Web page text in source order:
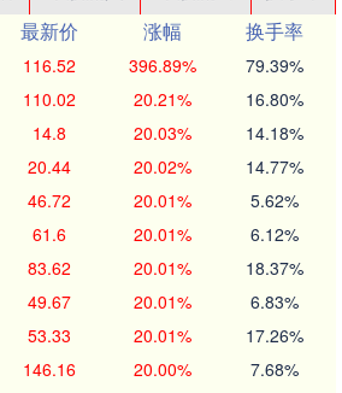
最新价 涨幅
换手率
116.52 396.89% 79.39%
110.02 20.21% 16.80%
14.8 20.03% 14.18%
20.44 20.02% 14.77%
46.72 20.01% 5.62%
61.6 20.01% 6.12%
83.62 20.01% 18.37%
49.67 20.01% 6.83%
53.33 20.01% 17.26%
146.16 20.00% 7.68%